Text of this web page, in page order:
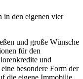
in den eigenen vier
und große Wünsche
für den
und
besondere Form der
die eigene Immobilie,